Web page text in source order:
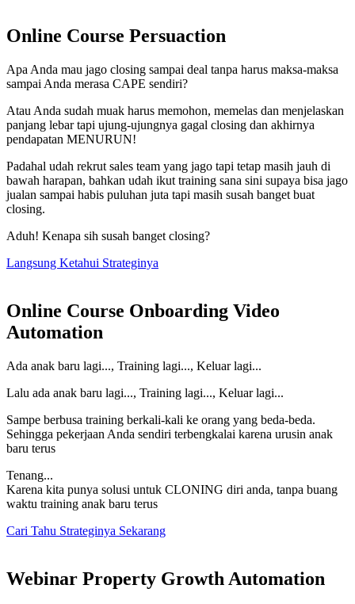
Online Course Persuaction
Apa Anda mau jago closing sampai deal tanpa harus maksa-maksa
sampai Anda merasa CAPE sendiri?
Atau Anda sudah muak harus memohon, memelas dan menjelaskan
panjang lebar tapi ujung-ujungnya gagal closing dan akhirnya
pendapatan MENURUN!
Padahal udah rekrut sales team yang jago tapi tetap masih jauh di
bawah harapan, bahkan udah ikut training sana sini supaya bisa jago
jualan sampai habis puluhan juta tapi masih susah banget buat
closing.
Aduh! Kenapa sih susah banget closing?
Langsung Ketahui Strateginya
Online Course Onboarding Video
Automation
Ada anak baru lagi..., Training lagi..., Keluar lagi...
Lalu ada anak baru lagi..., Training lagi..., Keluar lagi...
Sampe berbusa training berkali-kali ke orang yang beda-beda.
Sehingga pekerjaan Anda sendiri terbengkalai karena urusin anak
baru terus
Tenang...
Karena kita punya solusi untuk CLONING diri anda, tanpa buang
waktu training anak baru terus
Cari Tahu Strateginya Sekarang
Webinar Property Growth Automation